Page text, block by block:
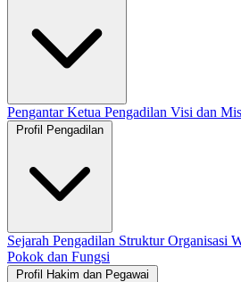
Pengantar Ketua Pengadilan Visi dan
Profil Pengadilan
Sejarah Pengadilan Struktur Organisasi
Pokok dan Fungsi
Profil Hakim dan Pegawai